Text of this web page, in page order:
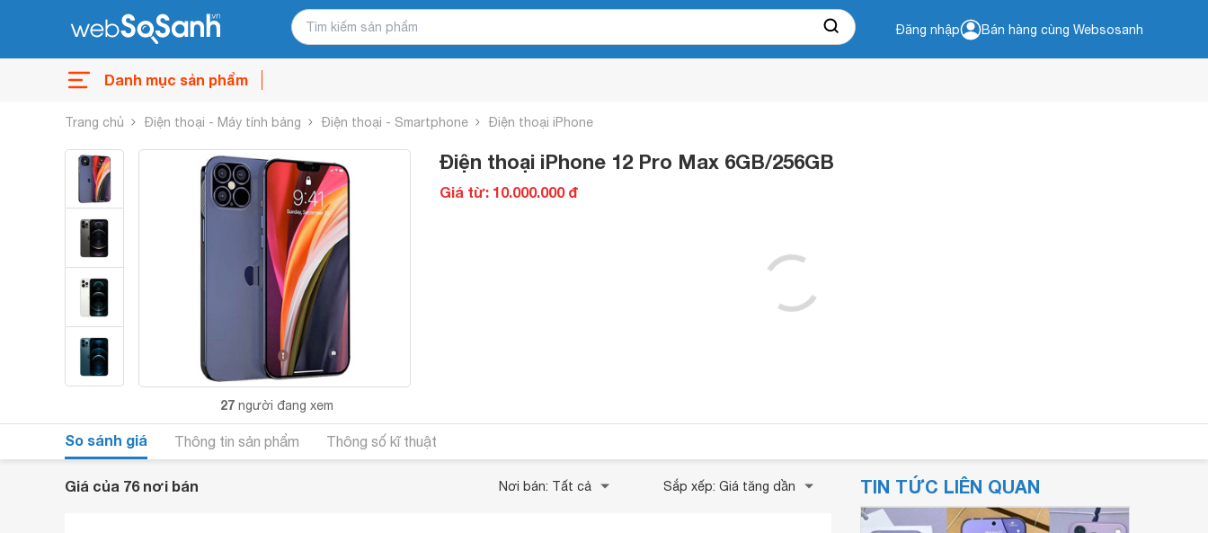
Đăng nhập Bán hàng cùng Websosanh
Danh mục sản phẩm
Trang chủ Điện thoại - Máy tính bảng Điện thoại - Smartphone Điện thoại iPhone
27 người đang xem
Điện thoại iPhone 12 Pro Max 6GB/256GB
Giá từ: 10.000.000 đ
So sánh giá Thông tin sản phẩm Thông số kĩ thuật
Giá của 76 nơi bán Nơi bán: Tất cả Sắp xếp: Giá tăng dần TIN TỨC LIÊN QUAN